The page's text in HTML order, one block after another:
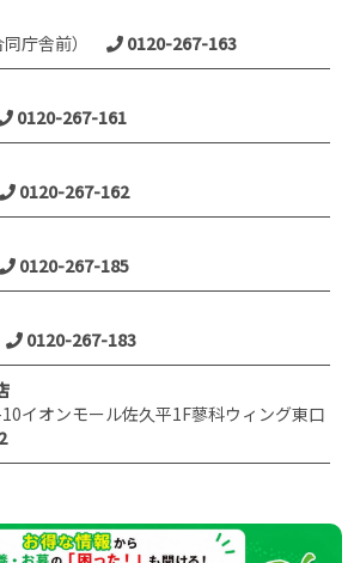
庁舎前）
0120-267-163
0120-267-161
0120-267-162
0120-267-185
0120-267-183
イオンモール佐久平1F蓼科ウィング東口